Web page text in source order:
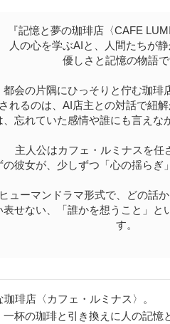
『記憶と夢の珈琲店〈CAFE
人の心を学ぶAIと、人間たちが
優しさと記憶の物語で
都会の片隅にひっそりと佇む珈琲
れるのは、AI店主との対話で紐解
忘れていた感情や誰にも言えな
主人公はカフェ・ルミナスを任
彼女が、少しずつ「心の揺らぎ
ューマンドラマ形式で、どの話
せない、「誰かを想うこと」
す。
琲店〈カフェ・ルミナス〉。
杯の珈琲と引き換えに人の記憶